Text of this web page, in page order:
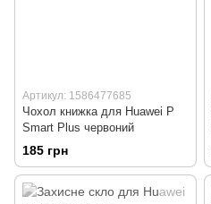
Артикул: 1586477685
Чохол книжка для Huawei P
Smart Plus червоний
185 грн